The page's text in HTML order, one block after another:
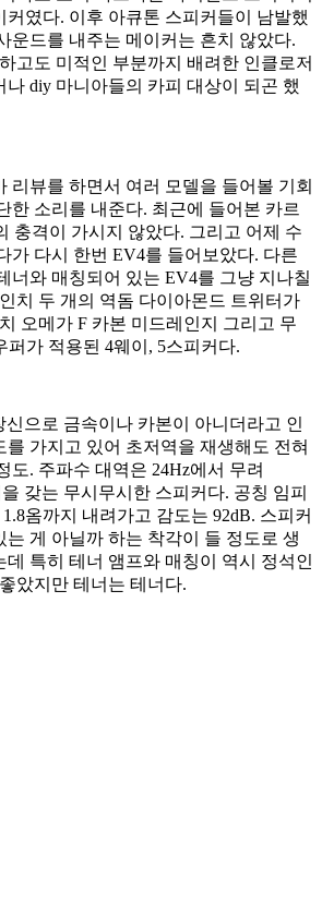
커였다. 이후 아큐톤 스피커들이 남발했
운드를 내주는 메이커는 흔치 않았다.
고도 미적인 부분까지 배려한 인클로저
나 diy 마니아들의 카피 대상이 되곤 했
리뷰를 하면서 여러 모델을 들어볼 기회
한 소리를 내준다. 최근에 들어본 카르
충격이 가시지 않았다. 그리고 어제 수
가 다시 한번 EV4를 들어보았다. 다른
너와 매칭되어 있는 EV4를 그냥 지나칠
치 두 개의 역돔 다이아몬드 트위터가
오메가 F 카본 미드레인지 그리고 무
퍼가 적용된 4웨이, 5스피커다.
신으로 금속이나 카본이 아니더라고 인
를 가지고 있어 초저역을 재생해도 전혀
도. 주파수 대역은 24Hz에서 무려
갖는 무시무시한 스피커다. 공칭 임피
옴까지 내려가고 감도는 92dB. 스피커
는 게 아닐까 하는 착각이 들 정도로 생
특히 테너 앰프와 매칭이 역시 정석인
았지만 테너는 테너다.